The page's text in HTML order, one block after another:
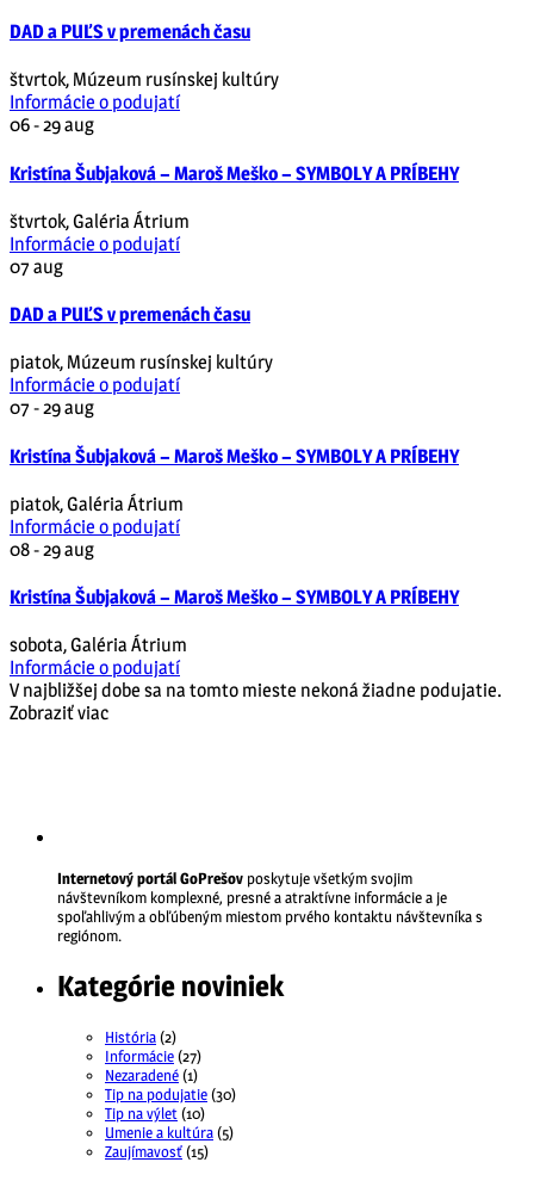
DAD a PUĽS v premenách času
štvrtok, Múzeum rusínskej kultúry
Informácie o podujatí
06 - 29aug
Kristína Šubjaková – Maroš Meško – SYMBOLY A PRÍBEHY
štvrtok,Galéria Átrium
Informácie o podujatí
07 aug
DAD a PUĽS v premenách času
piatok, Múzeum rusínskej kultúry
Informácie o podujatí
07 - 29aug
Kristína Šubjaková – Maroš Meško – SYMBOLY A PRÍBEHY
piatok,Galéria Átrium
Informácie o podujatí
08 - 29aug
Kristína Šubjaková – Maroš Meško – SYMBOLY A PRÍBEHY
sobota,Galéria Átrium
Informácie o podujatí
V najbližšej dobe sa na tomto mieste nekoná žiadne podujatie.
Zobraziť viac
Internetový portál GoPrešov poskytuje všetkým svojim
návštevníkom komplexné, presné a atraktívne informácie a je
spoľahlivým a obľúbeným miestom prvého kontaktu návštevníka s
regiónom.
Kategórie noviniek
História(2)
Informácie(27)
Nezaradené(1)
Tip na podujatie(30)
Tip na výlet(10)
Umenie a kultúra(5)
Zaujímavosť(15)